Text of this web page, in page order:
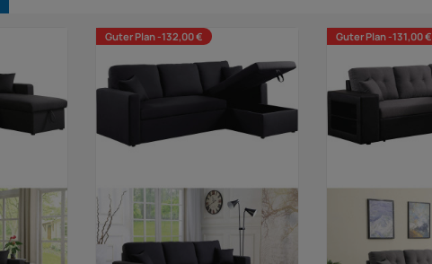
Guter Plan -132,00 € Guter Plan -131,00 €